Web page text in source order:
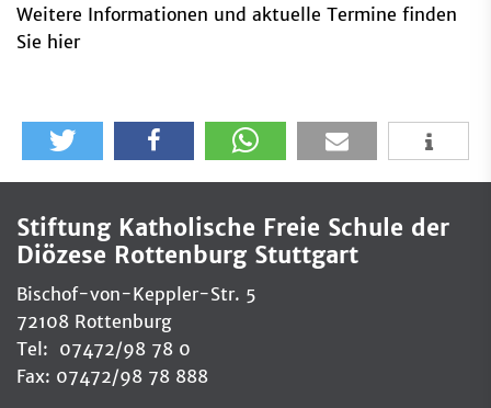
Weitere Informationen und aktuelle Termine finden
Sie hier
Stiftung Katholische Freie Schule der
Diözese Rottenburg Stuttgart
Bischof-von-Keppler-Str. 5
72108 Rottenburg
Tel: 07472/98 78 0
Fax: 07472/98 78 888